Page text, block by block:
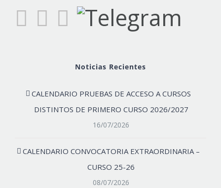
Noticias Recientes
CALENDARIO PRUEBAS DE ACCESO A CURSOS
DISTINTOS DE PRIMERO CURSO 2026/2027
16/07/2026
CALENDARIO CONVOCATORIA EXTRAORDINARIA –
CURSO 25-26
08/07/2026